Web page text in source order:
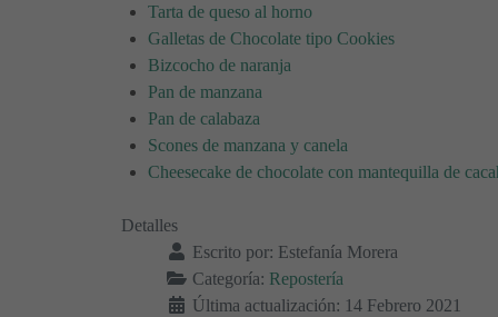
Tarta de queso al horno
Galletas de Chocolate tipo Cookies
Bizcocho de naranja
Pan de manzana
Pan de calabaza
Scones de manzana y canela
Cheesecake de chocolate con mantequilla de
Detalles
Escrito por: Estefanía Morera
Categoría: Repostería
Última actualización: 14 Febrero 2021